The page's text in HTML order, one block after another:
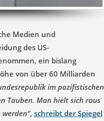
Medien und
des US-
ein bislang
von über 60 Milliarden
im pazifistischen
Tauben. Man hielt sich raus
, schreibt der Spiegel